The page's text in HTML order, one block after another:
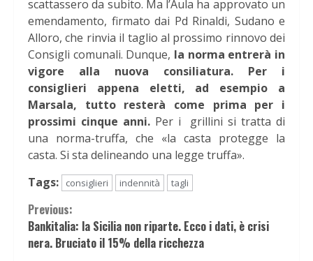
scattassero da subito. Ma l’Aula ha approvato un
emendamento, firmato dai Pd Rinaldi, Sudano e
Alloro, che rinvia il taglio al prossimo rinnovo dei
Consigli comunali. Dunque, la norma entrerà in
vigore alla nuova consiliatura. Per i
consiglieri appena eletti, ad esempio a
Marsala, tutto resterà come prima per i
prossimi cinque anni.Per i grillini si tratta di
una norma-truffa, che «la casta protegge la
casta. Si sta delineando una legge truffa».
Tags:
consiglieri indennità tagli
Continue
Reading
Previous:
Bankitalia: la Sicilia non riparte. Ecco i dati, è crisi
nera. Bruciato il 15% della ricchezza